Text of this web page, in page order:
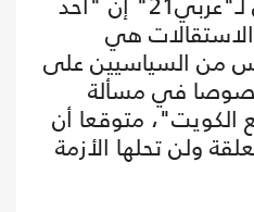
الاستقالات هي
من السياسيين على
في مسألة
الكويت"، متوقعا أن
ولن تحلها الأزمة